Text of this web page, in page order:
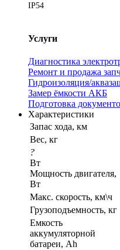
IP54
Услуги
Диагностика
Ремонт и продажа
Гидроизоляция/
Замер ёмкости АКБ
Подготовка
Характеристики
Запас хода, км
Вес, кг
?
Вт
Мощность двигателя,
Вт
Макс. скорость, км\ч
Грузоподъемность, кг
Емкость
аккумуляторной
батареи, Ah